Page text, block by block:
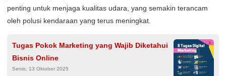
penting untuk menjaga kualitas udara, yang semakin terancam
oleh polusi kendaraan yang terus meningkat.
Tugas Pokok Marketing yang Wajib Diketahui
Bisnis Online
Senin, 13 Oktober 2025